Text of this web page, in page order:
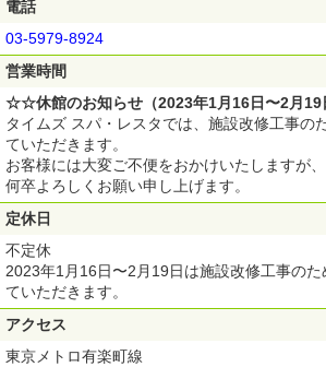
電話
03-5979-8924
営業時間
☆☆休館のお知らせ（2023年1月16日〜2月
タイムズ スパ・レスタでは、施設改修工事の
ていただきます。
お客様には大変ご不便をおかけいたしますが
何卒よろしくお願い申し上げます。
定休日
不定休
2023年1月16日〜2月19日は施設改修工事の
ていただきます。
アクセス
東京メトロ有楽町線